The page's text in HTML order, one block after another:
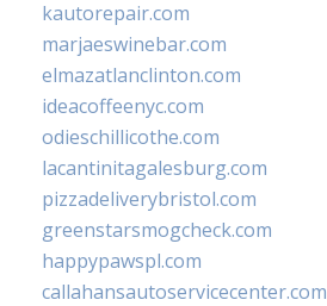
kautorepair.com
marjaeswinebar.com
elmazatlanclinton.com
ideacoffeenyc.com
odieschillicothe.com
lacantinitagalesburg.com
pizzadeliverybristol.com
greenstarsmogcheck.com
happypawspl.com
callahansautoservicecenter.com